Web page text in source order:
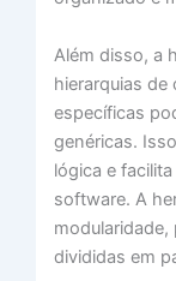
Além disso, a
hierarquias de
específicas
genéricas.
lógica e
software. A
modularidade,
divididas em